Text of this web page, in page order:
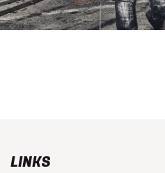
LINKS